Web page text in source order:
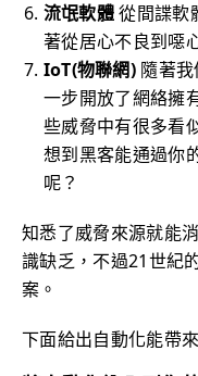
流氓軟體從間諜軟
著從居心不良到噁
IoT(物聯網)隨著我
一步開放了網絡擁
些威脅中有很多看
想到黑客能通過你
呢？
知悉了威脅來源就能
識缺乏，不過21世紀
案。
下面給出自動化能帶